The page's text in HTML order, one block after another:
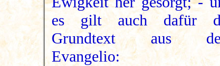
es gilt auch dafür
Grundtext aus
Evangelio: